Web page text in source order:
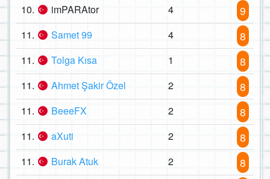
10. imPARAtor 4 9
11. Samet 99 4 8
11. Tolga Kısa 1 8
11. Ahmet Şakir Özel 2 8
11. BeeeFX 2 8
11. aXuti 2 8
11. Burak Atuk 2 8